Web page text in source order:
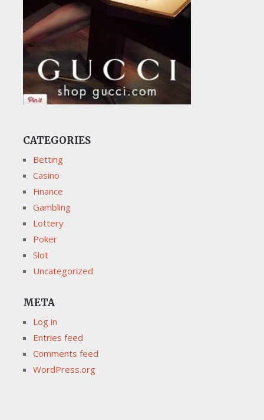
CATEGORIES
Betting
Casino
Finance
Gambling
Lottery
Poker
Slot
Uncategorized
META
Log in
Entries feed
Comments feed
WordPress.org